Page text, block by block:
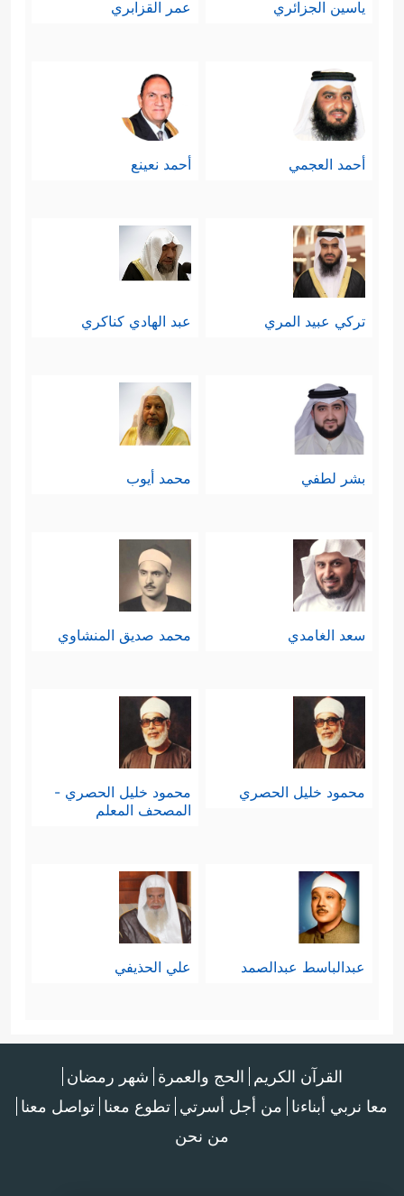
ياسين الجزائري عمر القزابري
أحمد العجمي أحمد نعينع
تركي عبيد المري عبد الهادي كناكري
بشر لطفي محمد أيوب
سعد الغامدي محمد صديق المنشاوي
محمود خليل الحصري
محمود خليل الحصري -
المصحف المعلم
عبدالباسط عبدالصمد علي الحذيفي
القرآن الكريم الحج والعمرة شهر رمضان
معا نربي أبناءنا من أجل أسرتي تطوع معنا تواصل معنا
من نحن